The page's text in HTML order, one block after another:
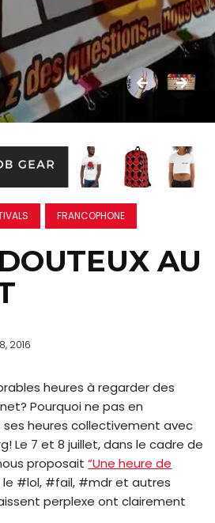
FRANCOPHONE
AU
2016
heures à regarder des
Pourquoi ne pas en
heures collectivement avec
Le 7 et 8 juillet, dans le cadre de
proposait“Une heure de
le #lol, #fail, #mdr et autres
perplexe ont clairement